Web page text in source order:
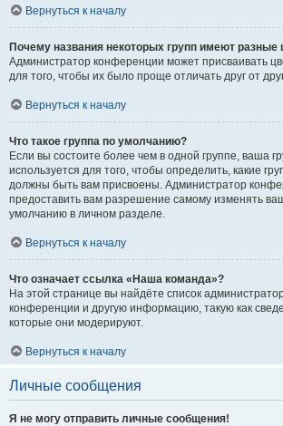
Вернуться к началу
Почему названия некоторых групп имеют разные
Администратор конференции может присваивать
для того, чтобы их было проще отличать друг от
Вернуться к началу
Что такое группа по умолчанию?
Если вы состоите более чем в одной группе, ваша
используется для того, чтобы определить, какие
должны быть вам присвоены. Администратор
предоставить вам разрешение самому изменять
умолчанию в личном разделе.
Вернуться к началу
Что означает ссылка «Наша команда»?
На этой странице вы найдёте список
конференции и другую информацию, такую как
которые они модерируют.
Вернуться к началу
Личные сообщения
Я не могу отправить личные сообщения!